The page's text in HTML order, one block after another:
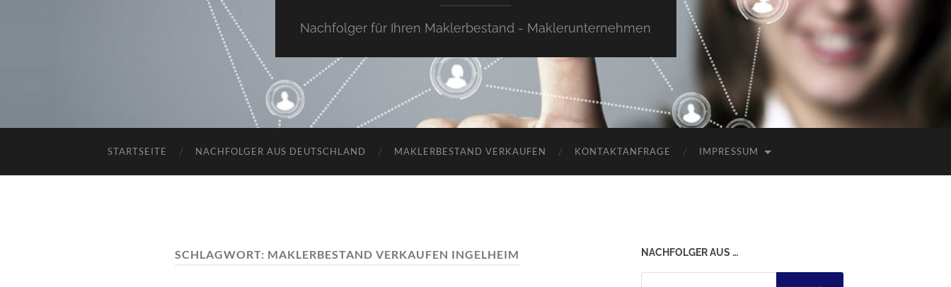
Nachfolger für Ihren Maklerbestand - Maklerunternehmen
STARTSEITE NACHFOLGER AUS DEUTSCHLAND MAKLERBESTAND VERKAUFEN KONTAKTANFRAGE IMPRESSUM
SCHLAGWORT: MAKLERBESTAND VERKAUFEN INGELHEIM NACHFOLGER AUS …